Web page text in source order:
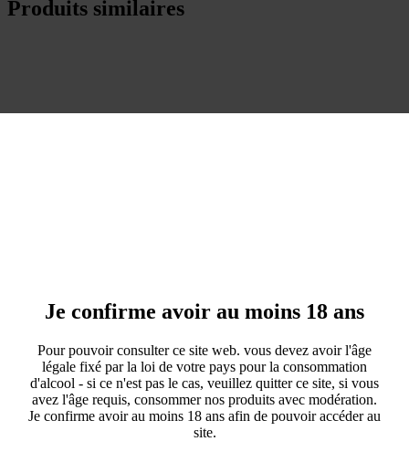
Je confirme avoir au moins 18 ans
Pour pouvoir consulter ce site web. vous devez avoir l'âge
légale fixé par la loi de votre pays pour la consommation
d'alcool - si ce n'est pas le cas, veuillez quitter ce site, si vous
avez l'âge requis, consommer nos produits avec modération.
Je confirme avoir au moins 18 ans afin de pouvoir accéder au
site.
Produits similaires
Verticale de Clos – 6 bouteilles